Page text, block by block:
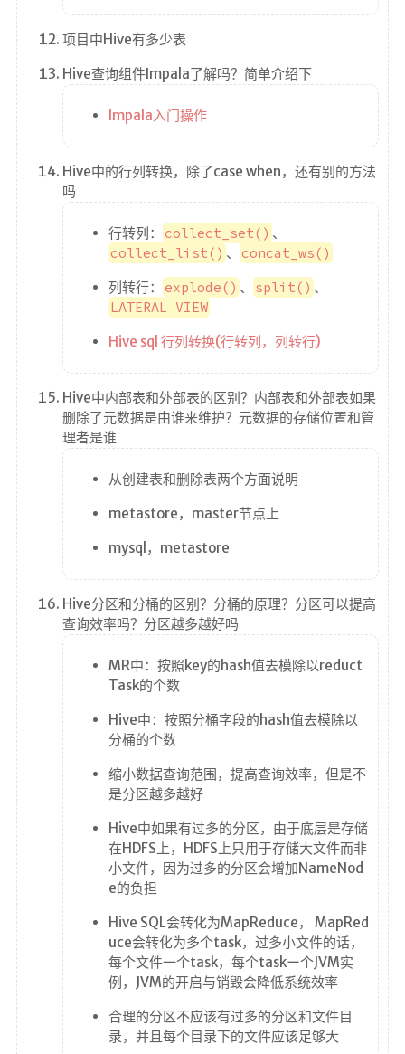
项目中Hive有多少表
Hive查询组件Impala了解吗？简单介绍下
Impala入门操作
Hive中的行列转换，除了case when，还有别的方法
吗
行转列： collect_set() 、
collect_list() 、
concat_ws()
列转行：
explode() 、 split() 、
LATERAL VIEW
Hive sql 行列转换(行转列，列转行)
Hive中内部表和外部表的区别？内部表和外部表如果
删除了元数据是由谁来维护？元数据的存储位置和管
理者是谁
从创建表和删除表两个方面说明
metastore，master节点上
mysql，metastore
Hive分区和分桶的区别？分桶的原理？分区可以提高
查询效率吗？分区越多越好吗
MR中：按照key的hash值去模除以reduct
Task的个数
Hive中：按照分桶字段的hash值去模除以
分桶的个数
缩小数据查询范围，提高查询效率，但是不
是分区越多越好
Hive中如果有过多的分区，由于底层是存储
在HDFS上，HDFS上只用于存储大文件而非
小文件，因为过多的分区会增加NameNod
e的负担
Hive SQL会转化为MapReduce， MapRed
uce会转化为多个task，过多小文件的话，
每个文件一个task，每个taskー个JVM实
例，JVM的开启与销毀会降低系统效率
合理的分区不应该有过多的分区和文件目
录，并且每个目录下的文件应该足够大